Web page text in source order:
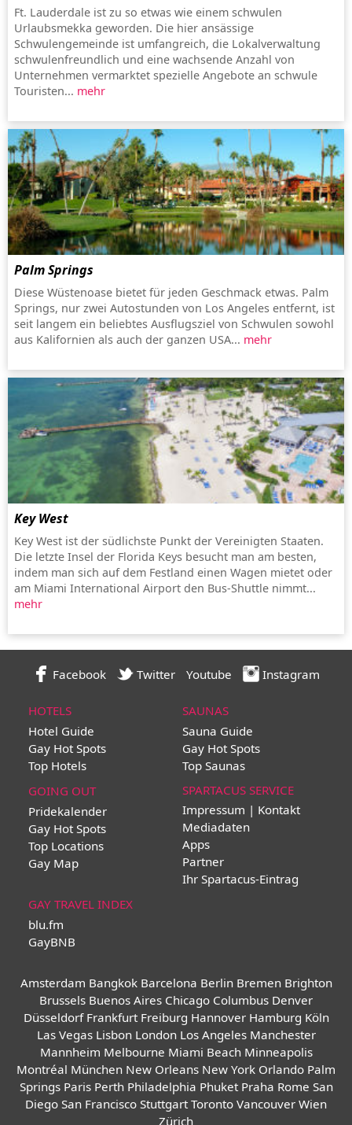
Ft. Lauderdale ist zu so etwas wie einem schwulen
Urlaubsmekka geworden. Die hier ansässige
Schwulengemeinde ist umfangreich, die Lokalverwaltung
schwulenfreundlich und eine wachsende Anzahl von
Unternehmen vermarktet spezielle Angebote an schwule
Touristen... mehr
Palm Springs
Diese Wüstenoase bietet für jeden Geschmack etwas. Palm
Springs, nur zwei Autostunden von Los Angeles entfernt, ist
seit langem ein beliebtes Ausflugsziel von Schwulen sowohl
aus Kalifornien als auch der ganzen USA... mehr
Key West
Key West ist der südlichste Punkt der Vereinigten Staaten.
Die letzte Insel der Florida Keys besucht man am besten,
indem man sich auf dem Festland einen Wagen mietet oder
am Miami International Airport den Bus-Shuttle nimmt...
mehr
Facebook Twitter Youtube Instagram
HOTELS
Hotel Guide
Gay Hot Spots
Top Hotels
SAUNAS
Sauna Guide
Gay Hot Spots
Top Saunas
GOING OUT
Pridekalender
Gay Hot Spots
Top Locations
Gay Map
SPARTACUS SERVICE
Impressum | Kontakt
Mediadaten
Apps
Partner
Ihr Spartacus-Eintrag
GAY TRAVEL INDEX
blu.fm
GayBNB
Amsterdam Bangkok Barcelona Berlin Bremen Brighton
Brussels Buenos Aires Chicago Columbus Denver
Düsseldorf Frankfurt Freiburg Hannover Hamburg Köln
Las Vegas Lisbon London Los Angeles Manchester
Mannheim Melbourne Miami Beach Minneapolis
Montréal München New Orleans New York Orlando Palm
Springs Paris Perth Philadelphia Phuket Praha Rome San
Diego San Francisco Stuttgart Toronto Vancouver Wien
Zürich